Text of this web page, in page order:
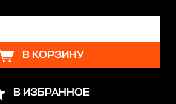
В КОРЗИНУ
В ИЗБРАННОЕ